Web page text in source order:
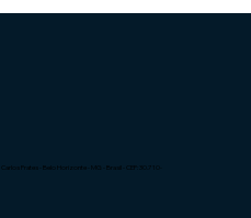
Carlos Prates - Belo Horizonte - MG -Brasil - CEP: 30.710-